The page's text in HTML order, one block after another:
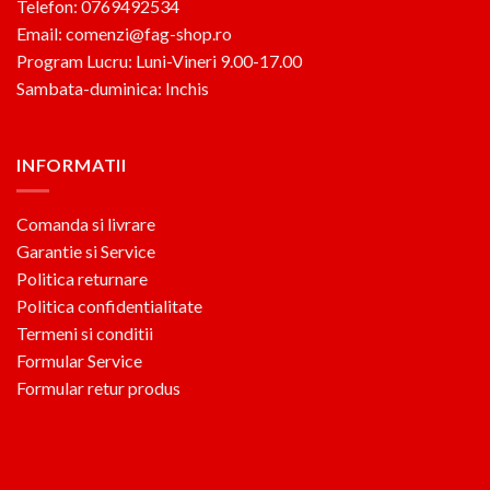
Telefon: 0769492534
Email: comenzi@fag-shop.ro
Program Lucru: Luni-Vineri 9.00-17.00
Sambata-duminica: Inchis
INFORMATII
Comanda si livrare
Garantie si Service
Politica returnare
Politica confidentialitate
Termeni si conditii
Formular Service
Formular retur produs